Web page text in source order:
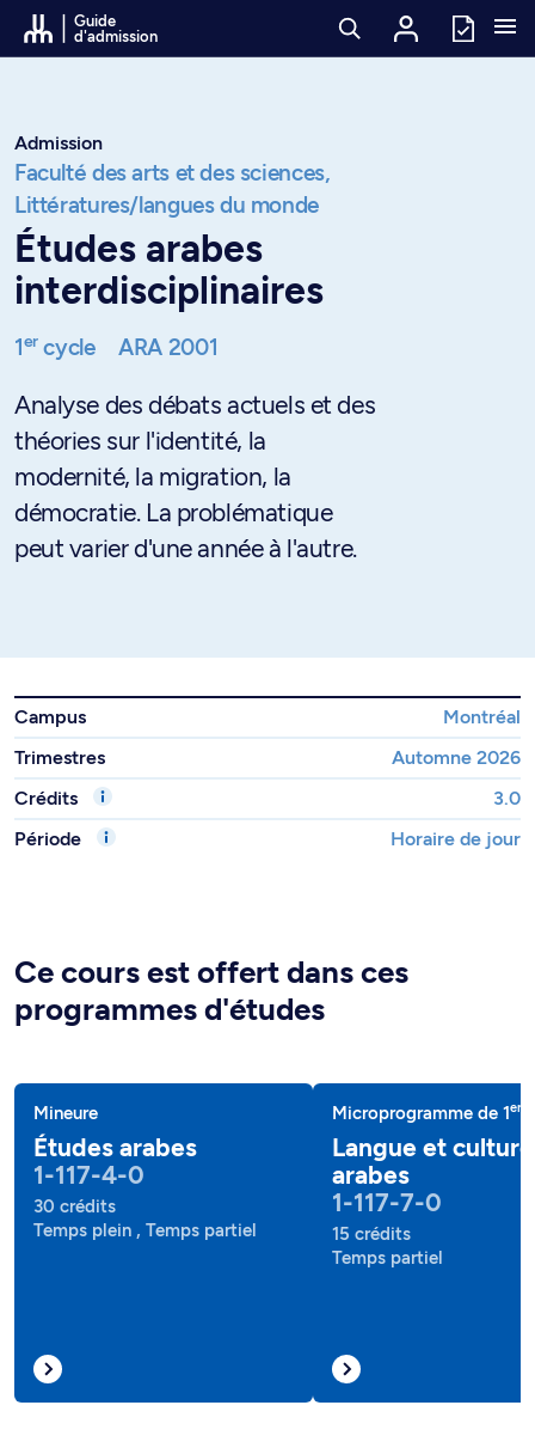
Passer au contenu
Guide
d'admission
Admission
Faculté des arts et des sciences,
Littératures/langues du monde
Études arabes
interdisciplinaires
1ercycle ARA 2001
Analyse des débats actuels et des
théories sur l'identité, la
modernité, la migration, la
démocratie. La problématique
peut varier d'une année à l'autre.
Campus
Montréal
Trimestres
Automne 2026
Crédits
3.0
Période
Horaire de jour
Ce cours est offert dans ces
programmes d'études
Mineure
Études arabes
1-117-4-0
30 crédits
Temps plein , Temps partiel
Microprogramme de 1er
Langue et culture
arabes
1-117-7-0
15 crédits
Temps partiel